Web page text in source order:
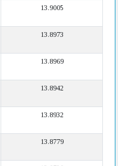
13.9005
13.8973
13.8969
13.8942
13.8932
13.8779